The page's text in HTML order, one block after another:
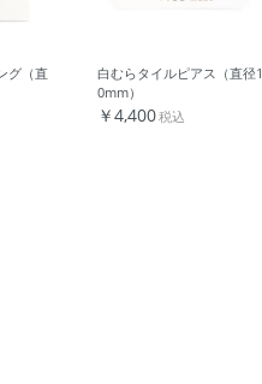
グ（直
白むらタイルピアス（直径1
0mm）
￥4,400税込